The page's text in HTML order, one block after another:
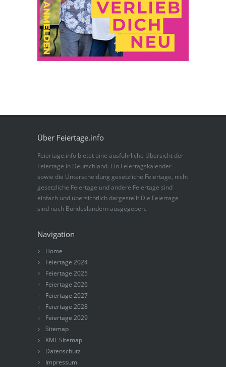
Über Feiertage.info
Feiertage.info bietet eine ausführliche Übersicht der
Feiertage in Deutschland. Ein Feiertagskalender
sowie die Unterscheidung gesetzliche Feiertage, nicht
gesetzliche Feiertage und andere Feiertage sind
einfach und übersichtlich dargestellt.Die Feiertage
sind nach Bundesländern ausgegeben.
Navigation
Home
Feiertage 2024
Feiertage 2025
Feiertage 2026
Feiertage 2027
Feiertage 2028
Feiertage 2029
Sitemap
XML Sitemap
Datenschutz
Impressum